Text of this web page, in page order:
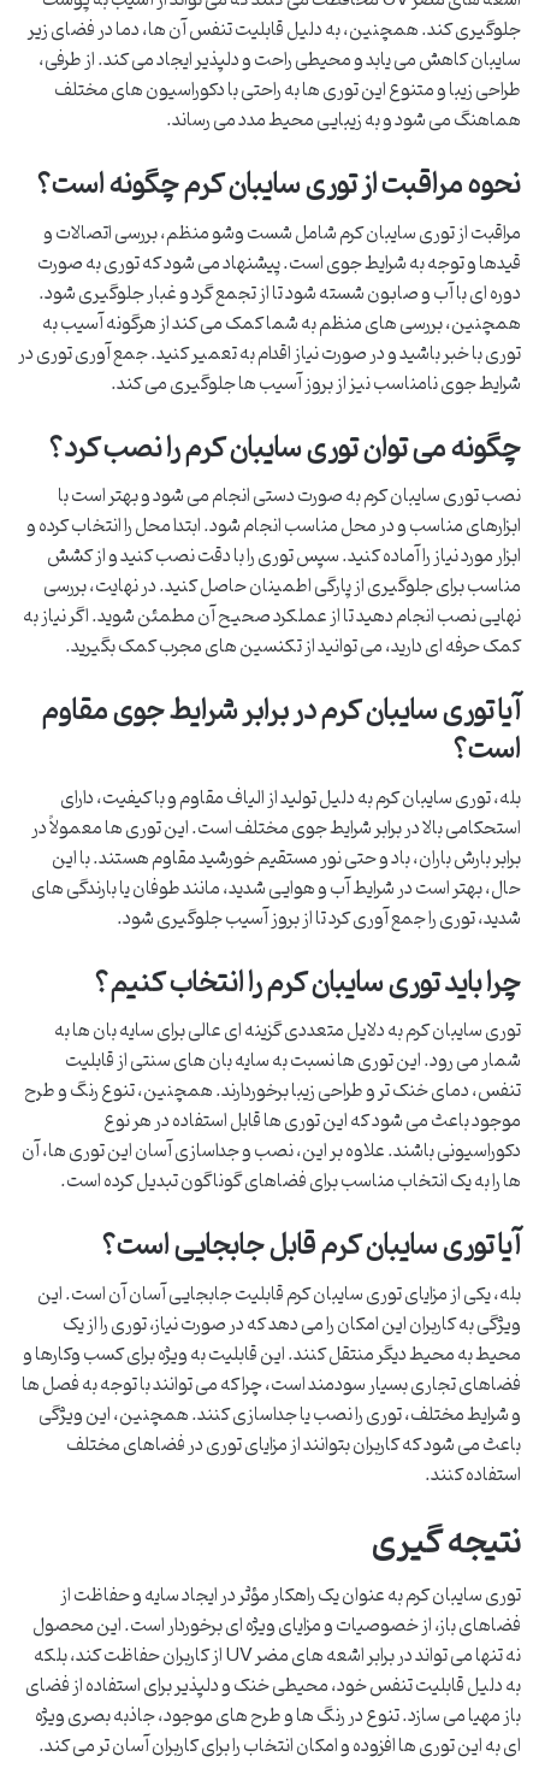
جلوگیری کند. همچنین، به دلیل قابلیت تنفس آن ها، دما در فضای زیر
سایبان کاهش می یابد و محیطی راحت و دلپذیر ایجاد می کند. از طرفی،
طراحی زیبا و متنوع این توری ها به راحتی با دکوراسیون های مختلف
هماهنگ می شود و به زیبایی محیط مدد می رساند.
نحوه مراقبت از توری سایبان کرم چگونه است؟
مراقبت از توری سایبان کرم شامل شست وشو منظم، بررسی اتصالات و
قیدها و توجه به شرایط جوی است. پیشنهاد می شود که توری به صورت
دوره ای با آب و صابون شسته شود تا از تجمع گرد و غبار جلوگیری شود.
همچنین، بررسی های منظم به شما کمک می کند از هرگونه آسیب به
توری با خبر باشید و در صورت نیاز اقدام به تعمیر کنید. جمع آوری توری در
شرایط جوی نامناسب نیز از بروز آسیب ها جلوگیری می کند.
چگونه می توان توری سایبان کرم را نصب کرد؟
نصب توری سایبان کرم به صورت دستی انجام می شود و بهتر است با
ابزارهای مناسب و در محل مناسب انجام شود. ابتدا محل را انتخاب کرده و
ابزار مورد نیاز را آماده کنید. سپس توری را با دقت نصب کنید و از کشش
مناسب برای جلوگیری از پارگی اطمینان حاصل کنید. در نهایت، بررسی
نهایی نصب انجام دهید تا از عملکرد صحیح آن مطمئن شوید. اگر نیاز به
کمک حرفه ای دارید، می توانید از تکنسین های مجرب کمک بگیرید.
آیا توری سایبان کرم در برابر شرایط جوی مقاوم
است؟
بله، توری سایبان کرم به دلیل تولید از الیاف مقاوم و با کیفیت، دارای
استحکامی بالا در برابر شرایط جوی مختلف است. این توری ها معمولاً در
برابر بارش باران، باد و حتی نور مستقیم خورشید مقاوم هستند. با این
حال، بهتر است در شرایط آب و هوایی شدید، مانند طوفان یا بارندگی های
شدید، توری را جمع آوری کرد تا از بروز آسیب جلوگیری شود.
چرا باید توری سایبان کرم را انتخاب کنیم؟
توری سایبان کرم به دلایل متعددی گزینه ای عالی برای سایه بان ها به
شمار می رود. این توری ها نسبت به سایه بان های سنتی از قابلیت
تنفس، دمای خنک تر و طراحی زیبا برخوردارند. همچنین، تنوع رنگ و طرح
موجود باعث می شود که این توری ها قابل استفاده در هر نوع
دکوراسیونی باشند. علاوه بر این، نصب و جداسازی آسان این توری ها، آن
ها را به یک انتخاب مناسب برای فضاهای گوناگون تبدیل کرده است.
آیا توری سایبان کرم قابل جابجایی است؟
بله، یکی از مزایای توری سایبان کرم قابلیت جابجایی آسان آن است. این
ویژگی به کاربران این امکان را می دهد که در صورت نیاز، توری را از یک
محیط به محیط دیگر منتقل کنند. این قابلیت به ویژه برای کسب وکارها و
فضاهای تجاری بسیار سودمند است، چرا که می توانند با توجه به فصل ها
و شرایط مختلف، توری را نصب یا جداسازی کنند. همچنین، این ویژگی
باعث می شود که کاربران بتوانند از مزایای توری در فضاهای مختلف
استفاده کنند.
نتیجه گیری
توری سایبان کرم به عنوان یک راهکار مؤثر در ایجاد سایه و حفاظت از
فضاهای باز، از خصوصیات و مزایای ویژه ای برخوردار است. این محصول
نه تنها می تواند در برابر اشعه های مضر UV از کاربران حفاظت کند، بلکه
به دلیل قابلیت تنفس خود، محیطی خنک و دلپذیر برای استفاده از فضای
باز مهیا می سازد. تنوع در رنگ ها و طرح های موجود، جاذبه بصری ویژه
ای به این توری ها افزوده و امکان انتخاب را برای کاربران آسان تر می کند.